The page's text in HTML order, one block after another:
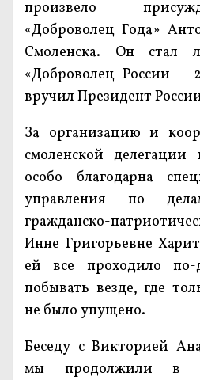
произвело
«Доброволец Года»
Смоленска. Он стал
«Доброволец России –
вручил Президент
За организацию и
смоленской делегации
особо благодарна
управления по
гражданско-
Инне Григорьевне
ей все проходило по-
побывать везде, где
не было упущено.
Беседу с Викторией
мы продолжили в